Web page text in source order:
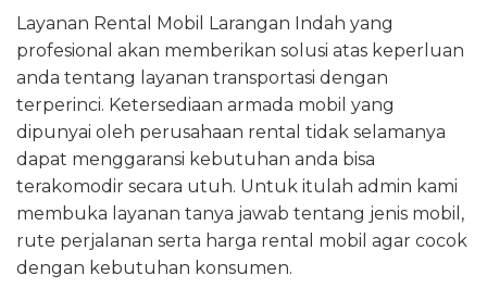
Layanan Rental Mobil Larangan Indah yang
profesional akan memberikan solusi atas keperluan
anda tentang layanan transportasi dengan
terperinci. Ketersediaan armada mobil yang
dipunyai oleh perusahaan rental tidak selamanya
dapat menggaransi kebutuhan anda bisa
terakomodir secara utuh. Untuk itulah admin kami
membuka layanan tanya jawab tentang jenis mobil,
rute perjalanan serta harga rental mobil agar cocok
dengan kebutuhan konsumen.